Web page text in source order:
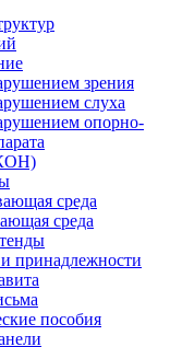
зрения
слуха
опорно-
среда
среда
принадлежности
пособия